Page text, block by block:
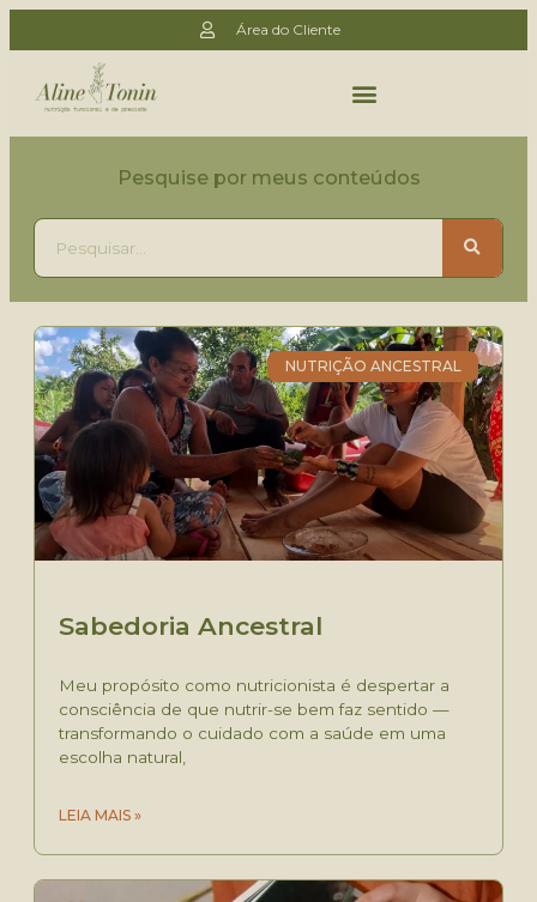
Área do Cliente
Pesquise por meus conteúdos
NUTRIÇÃO ANCESTRAL
Sabedoria Ancestral
Meu propósito como nutricionista é despertar a
consciência de que nutrir-se bem faz sentido —
transformando o cuidado com a saúde em uma
escolha natural,
LEIA MAIS »